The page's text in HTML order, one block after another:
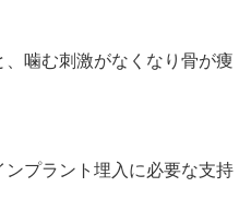
噛む刺激がなくなり骨が痩
プラント埋入に必要な支持